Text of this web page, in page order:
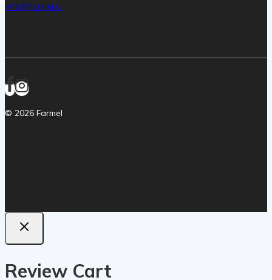
info@farmel.si
© 2026 Farmel
Review Cart